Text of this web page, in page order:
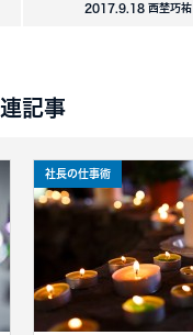
2017.9.18 西埜巧祐
記事
社長の仕事術